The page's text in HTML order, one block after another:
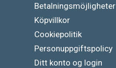
Betalningsmöjligheter
Köpvillkor
Cookiepolitik
Personuppgiftspolicy
Ditt konto og login